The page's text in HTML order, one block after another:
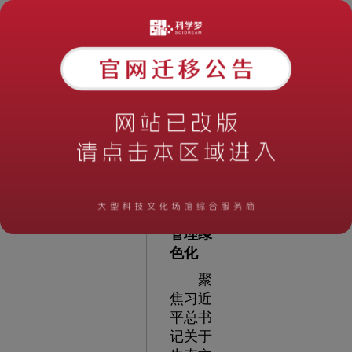
验主题
教育成
果。
坚持学
动运营
管理绿
色化
聚
焦习近
平总书
记关于